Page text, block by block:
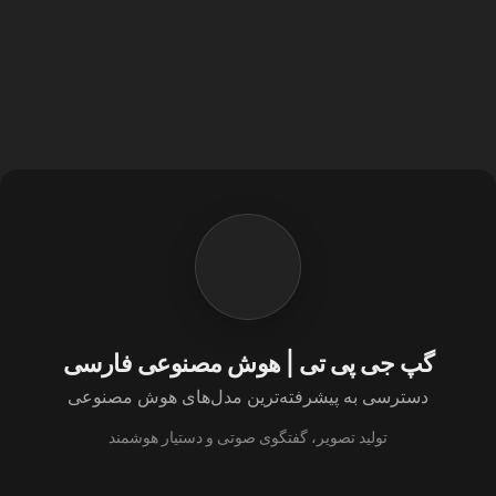
گپ جی پی تی | هوش مصنوعی فارسی
دسترسی به پیشرفته‌ترین مدل‌های هوش مصنوعی
تولید تصویر، گفتگوی صوتی و دستیار هوشمند